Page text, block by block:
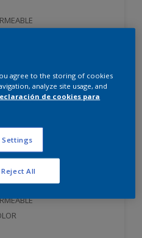
agree to the storing of cookies
analyze site usage, and
de cookies para
Settings
Reject All